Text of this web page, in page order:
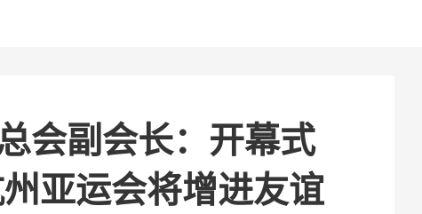
会副会长：开幕式
亚运会将增进友谊